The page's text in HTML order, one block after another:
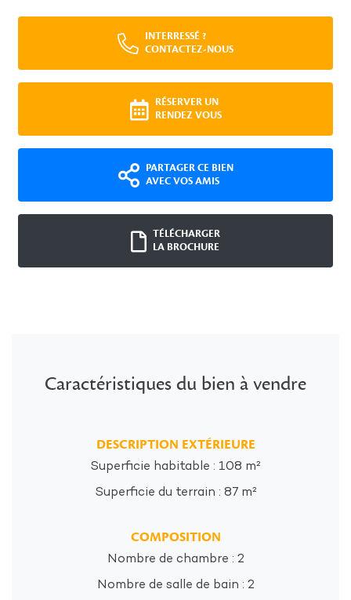
INTERRESSÉ ?
CONTACTEZ-NOUS
RÉSERVER UN
RENDEZ VOUS
PARTAGER CE BIEN
AVEC VOS AMIS
TÉLÉCHARGER
LA BROCHURE
Caractéristiques du bien à vendre
DESCRIPTION EXTÉRIEURE
Superficie habitable : 108 m²
Superficie du terrain : 87 m²
COMPOSITION
Nombre de chambre : 2
Nombre de salle de bain : 2